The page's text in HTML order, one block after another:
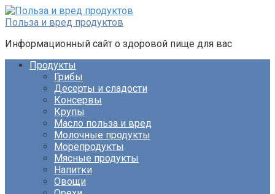
Перейти
к
Польза и вред продуктов
Информационный сайт о здоровой пище для вас
Продукты
Грибы
Десерты и сладости
Консервы
Крупы
Масло польза и вред
Молочные продукты
Морепродукты
Мясные продукты
Напитки
Овощи